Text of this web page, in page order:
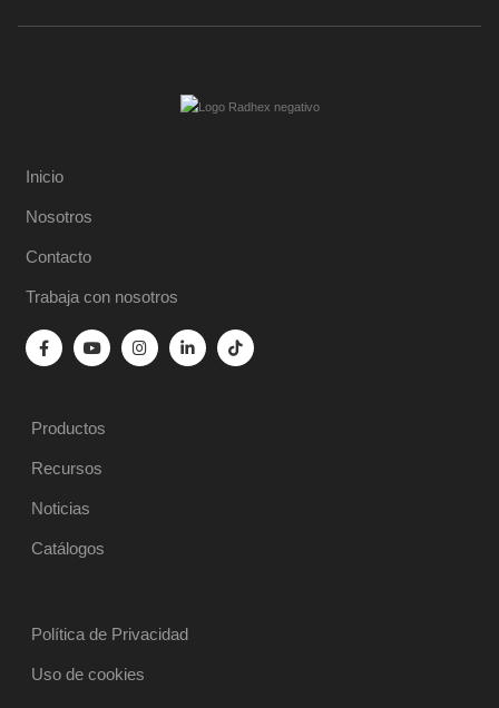
Inicio
Nosotros
Contacto
Trabaja con nosotros
Productos
Recursos
Noticias
Catálogos
Política de Privacidad
Uso de cookies